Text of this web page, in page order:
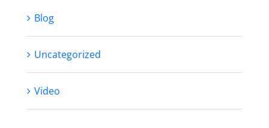
Blog
Uncategorized
Video